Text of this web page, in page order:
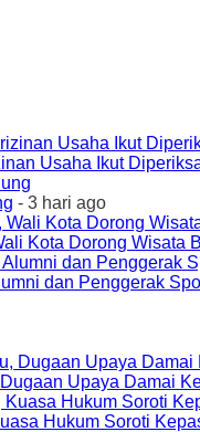
Usaha Ikut
- 3 hari ago
Kota Dorong Wisata
dan Penggerak
Upaya Damai
Hukum Soroti